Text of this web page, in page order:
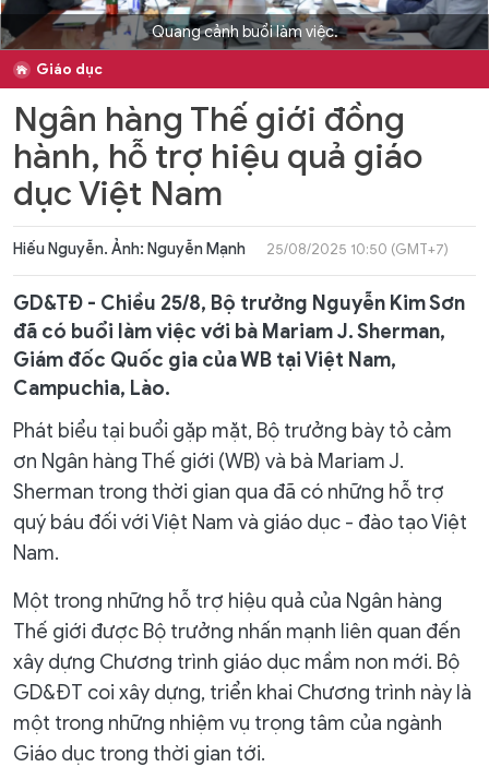
Quang cảnh buổi làm việc.
Giáo dục
Ngân hàng Thế giới đồng
hành, hỗ trợ hiệu quả giáo
dục Việt Nam
Hiếu Nguyễn. Ảnh: Nguyễn Mạnh 25/08/2025 10:50 (GMT+7)
GD&TĐ - Chiều 25/8, Bộ trưởng Nguyễn Kim Sơn
đã có buổi làm việc với bà Mariam J. Sherman,
Giám đốc Quốc gia của WB tại Việt Nam,
Campuchia, Lào.
Phát biểu tại buổi gặp mặt, Bộ trưởng bày tỏ cảm
ơn Ngân hàng Thế giới (WB) và bà Mariam J.
Sherman trong thời gian qua đã có những hỗ trợ
quý báu đối với Việt Nam và giáo dục - đào tạo Việt
Nam.
Một trong những hỗ trợ hiệu quả của Ngân hàng
Thế giới được Bộ trưởng nhấn mạnh liên quan đến
xây dựng Chương trình giáo dục mầm non mới. Bộ
GD&ĐT coi xây dựng, triển khai Chương trình này là
một trong những nhiệm vụ trọng tâm của ngành
Giáo dục trong thời gian tới.